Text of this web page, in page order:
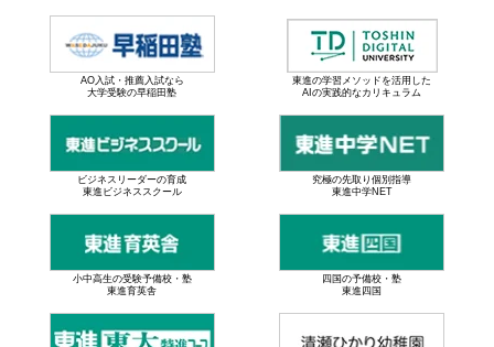
AO入試・推薦入試なら
大学受験の早稲田塾
東進の学習メソッドを活用した
AIの実践的なカリキュラム
ビジネスリーダーの育成
東進ビジネススクール
究極の先取り個別指導
東進中学NET
小中高生の受験予備校・塾
東進育英舎
四国の予備校・塾
東進四国